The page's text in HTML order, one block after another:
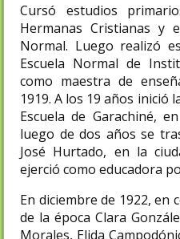
Cursó estudios
Hermanas Cristianas y
Normal. Luego realizó
Escuela Normal de
como maestra de
1919. A los 19 años inició
Escuela de Garachiné,
luego de dos años se
José Hurtado, en la
ejerció como educadora
En diciembre de 1922, en
de la época Clara
Morales, Elida